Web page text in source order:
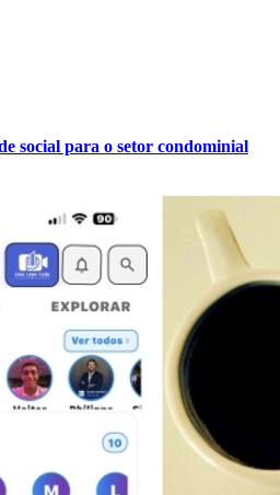
social para o setor condominial